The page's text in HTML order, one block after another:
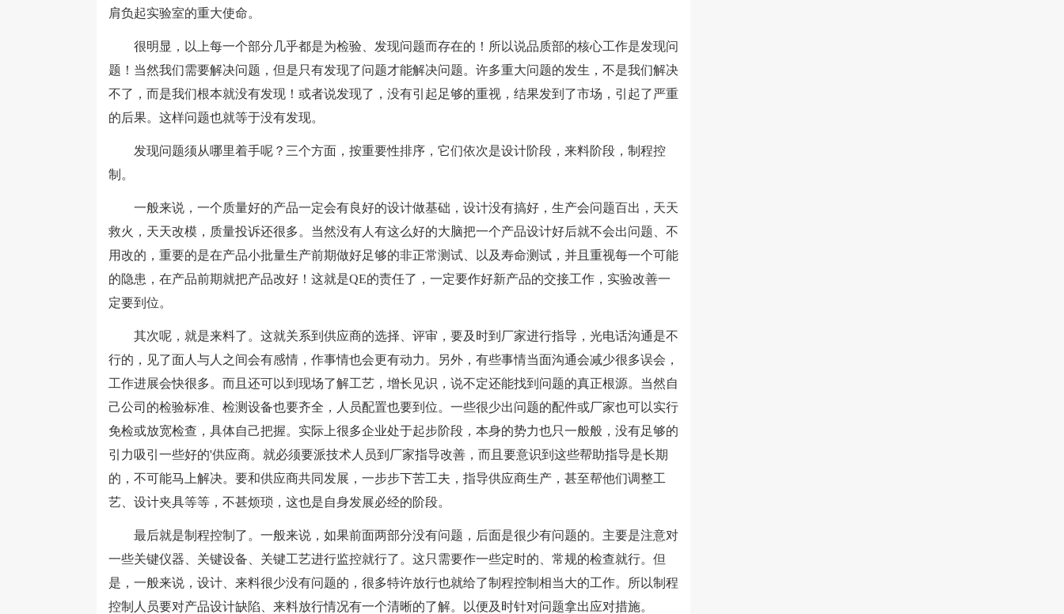
肩负起实验室的重大使命。
很明显，以上每一个部分几乎都是为检验、发现问题而存在的！所以说品质部的核心工作是发现问
题！当然我们需要解决问题，但是只有发现了问题才能解决问题。许多重大问题的发生，不是我们解决
不了，而是我们根本就没有发现！或者说发现了，没有引起足够的重视，结果发到了市场，引起了严重
的后果。这样问题也就等于没有发现。
发现问题须从哪里着手呢？三个方面，按重要性排序，它们依次是设计阶段，来料阶段，制程控
制。
一般来说，一个质量好的产品一定会有良好的设计做基础，设计没有搞好，生产会问题百出，天天
救火，天天改模，质量投诉还很多。当然没有人有这么好的大脑把一个产品设计好后就不会出问题、不
用改的，重要的是在产品小批量生产前期做好足够的非正常测试、以及寿命测试，并且重视每一个可能
的隐患，在产品前期就把产品改好！这就是QE的责任了，一定要作好新产品的交接工作，实验改善一
定要到位。
其次呢，就是来料了。这就关系到供应商的选择、评审，要及时到厂家进行指导，光电话沟通是不
行的，见了面人与人之间会有感情，作事情也会更有动力。另外，有些事情当面沟通会减少很多误会，
工作进展会快很多。而且还可以到现场了解工艺，增长见识，说不定还能找到问题的真正根源。当然自
己公司的检验标准、检测设备也要齐全，人员配置也要到位。一些很少出问题的配件或厂家也可以实行
免检或放宽检查，具体自己把握。实际上很多企业处于起步阶段，本身的势力也只一般般，没有足够的
引力吸引一些好的'供应商。就必须要派技术人员到厂家指导改善，而且要意识到这些帮助指导是长期
的，不可能马上解决。要和供应商共同发展，一步步下苦工夫，指导供应商生产，甚至帮他们调整工
艺、设计夹具等等，不甚烦琐，这也是自身发展必经的阶段。
最后就是制程控制了。一般来说，如果前面两部分没有问题，后面是很少有问题的。主要是注意对
一些关键仪器、关键设备、关键工艺进行监控就行了。这只需要作一些定时的、常规的检查就行。但
是，一般来说，设计、来料很少没有问题的，很多特许放行也就给了制程控制相当大的工作。所以制程
控制人员要对产品设计缺陷、来料放行情况有一个清晰的了解。以便及时针对问题拿出应对措施。